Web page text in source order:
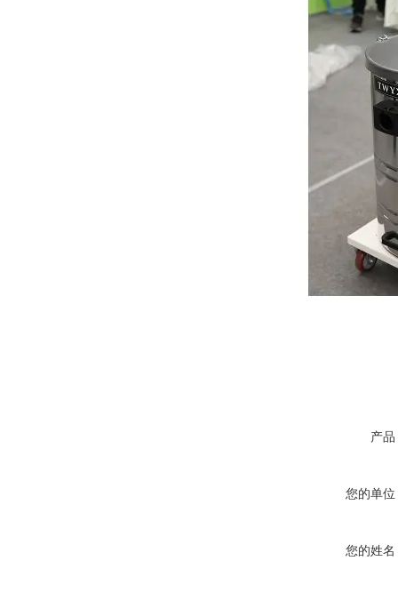
产品
您的单位
您的姓名